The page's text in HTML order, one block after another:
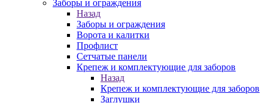
Заборы и ограждения
Назад
Заборы и ограждения
Ворота и калитки
Профлист
Сетчатые панели
Крепеж и комплектующие для заборов
Назад
Крепеж и комплектующие для заборов
Заглушки